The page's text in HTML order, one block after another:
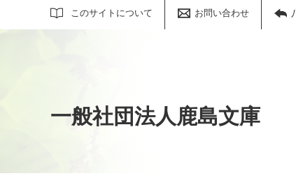
このサイトについて お問い合わせ
サイト内検索
一般社団法人鹿島文庫